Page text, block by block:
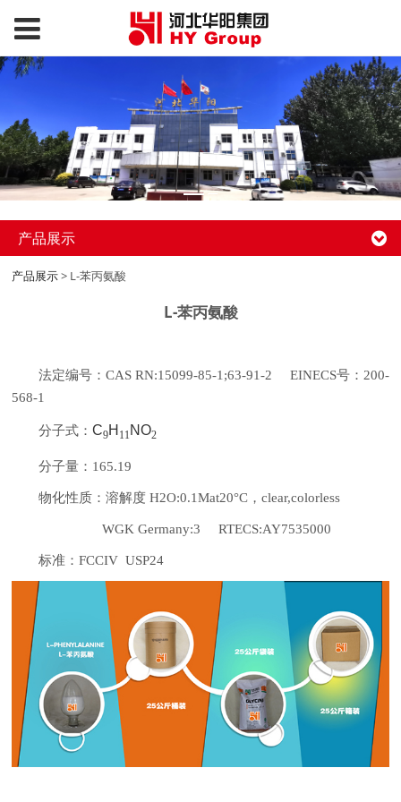
产品展示
产品展示> L-苯丙氨酸
L-苯丙氨酸
法定编号：CAS RN:15099-85-1;63-91-2 EINECS号：200-
568-1
分子式： C9H 11 NO2
分子量：165.19
物化性质：溶解度 H2O:0.1Mat20°C，clear,colorless
WGK Germany:3 RTECS:AY7535000
标准：FCCIV USP24